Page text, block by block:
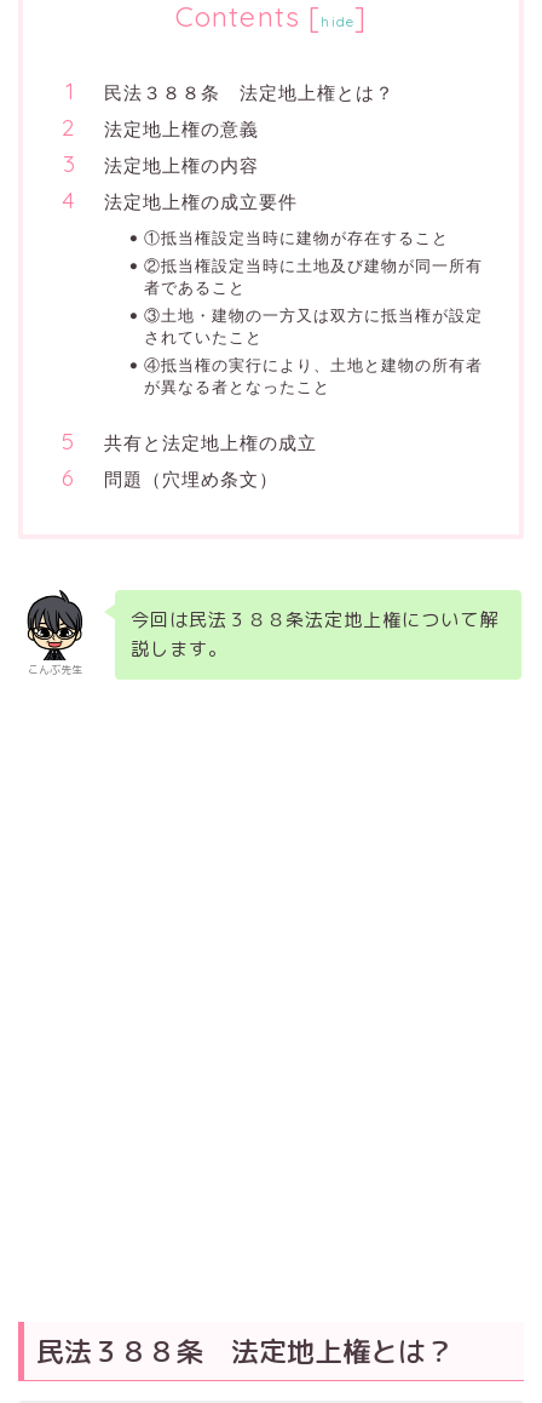
Contents [ hide]
民法３８８条 法定地上権とは？
法定地上権の意義
法定地上権の内容
法定地上権の成立要件
①抵当権設定当時に建物が存在すること
②抵当権設定当時に土地及び建物が同一所有
者であること
③土地・建物の一方又は双方に抵当権が設定
されていたこと
④抵当権の実行により、土地と建物の所有者
が異なる者となったこと
共有と法定地上権の成立
問題（穴埋め条文）
こんぶ先生
今回は民法３８８条法定地上権について解
説します。
民法３８８条 法定地上権とは？